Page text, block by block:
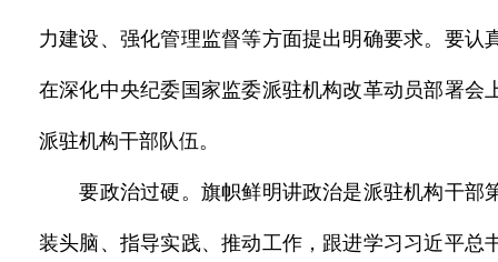
力建设、强化管理监督等方面提出明确要求。要
在深化中央纪委国家监委派驻机构改革动员部署
派驻机构干部队伍。
要政治过硬。旗帜鲜明讲政治是派驻机构干部
装头脑、指导实践、推动工作，跟进学习习近平